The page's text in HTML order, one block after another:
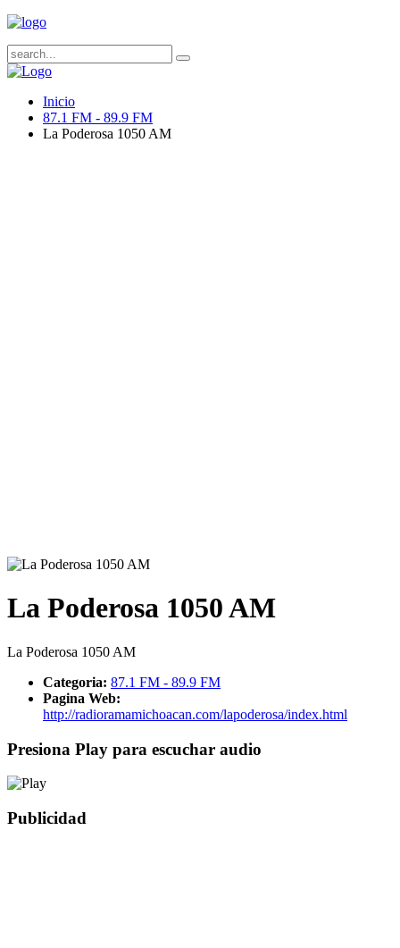
Inicio
87.1 FM - 89.9 FM
La Poderosa 1050 AM
La Poderosa 1050 AM
La Poderosa 1050 AM
Categoria: 87.1 FM - 89.9 FM
Pagina Web:
http://radioramamichoacan.com/lapoderosa/index.html
Presiona Play para escuchar audio
Publicidad